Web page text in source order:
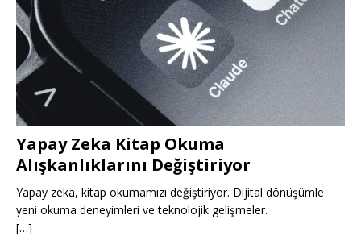
Yapay Zeka Kitap Okuma
Alışkanlıklarını Değiştiriyor
Yapay zeka, kitap okumamızı değiştiriyor. Dijital dönüşümle
yeni okuma deneyimleri ve teknolojik gelişmeler.
[…]